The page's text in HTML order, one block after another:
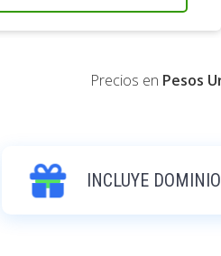
Precios en Pesos
INCLUYE